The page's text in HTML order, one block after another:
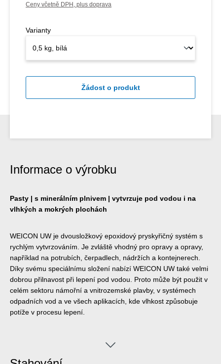
Ceny včetně DPH, plus doprava
Varianty
Žádost o produkt
Informace o výrobku
Pasty | s minerálním plnivem | vytvrzuje pod vodou i na
vlhkých a mokrých plochách
WEICON UW je dvousložkový epoxidový pryskyřičný systém s
rychlým vytvrzováním. Je zvláště vhodný pro opravy a opravy,
například na potrubích, čerpadlech, nádržích a kontejnerech.
Díky svému speciálnímu složení nabízí WEICON UW také velmi
dobrou přilnavost při lepení pod vodou. Proto může být použit v
celém sektoru námořní a vnitrozemské plavby, v systémech
odpadních vod a ve všech aplikacích, kde vlhkost způsobuje
potíže v procesu lepení.